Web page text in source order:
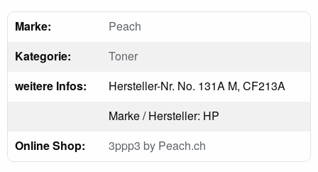
Marke:
Peach
Kategorie:
Toner
weitere Infos:
Hersteller-Nr. No. 131A M, CF213A
Marke / Hersteller: HP
Online Shop:
3ppp3 by Peach.ch